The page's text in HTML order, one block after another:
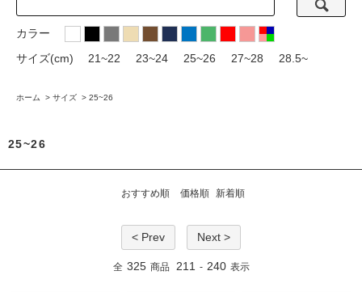
カラー
サイズ(cm)
21~22 23~24 25~26 27~28 28.5~
ホーム > サイズ > 25~26
25~26
おすすめ順 価格順 新着順
< Prev Next >
全 325 商品 211 - 240 表示